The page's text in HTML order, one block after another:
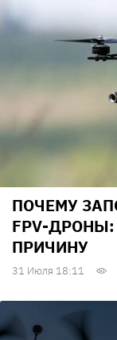
ПОЧЕМУ
FPV-
ПРИЧИНУ
31 Июля 18:11